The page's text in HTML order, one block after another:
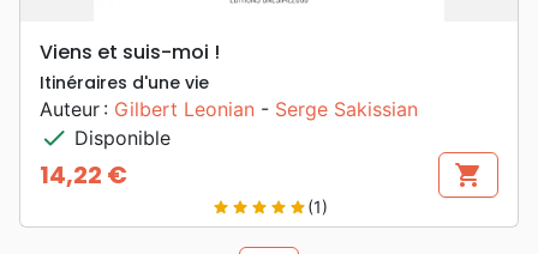
Viens et suis-moi !
Itinéraires d'une vie
Auteur : Gilbert Leonian - Serge Sakissian
check Disponible
Prix
14,22 € shopping_cart
star star star star star(1)